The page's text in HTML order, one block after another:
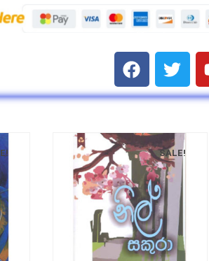
SALE!